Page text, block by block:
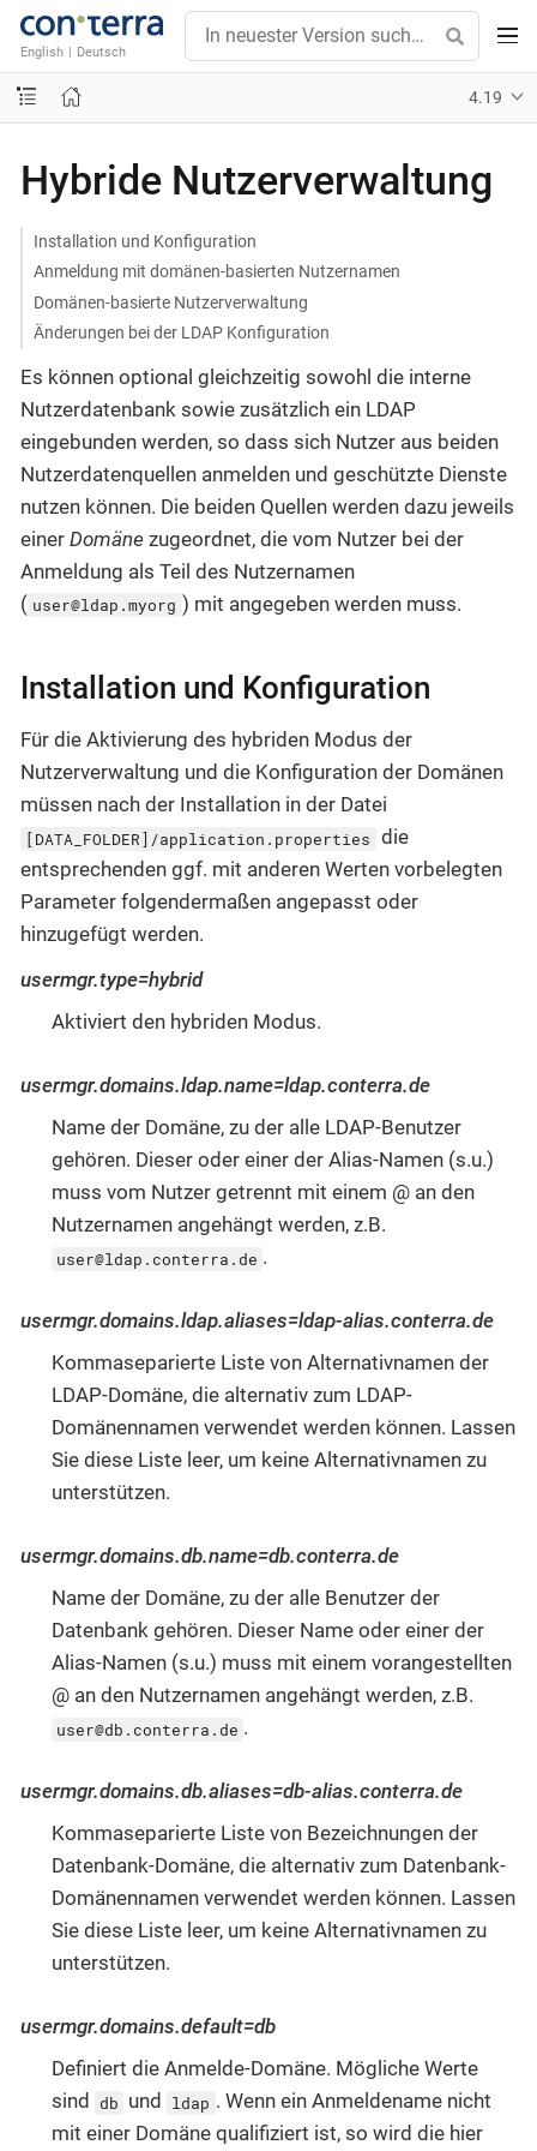
English | Deutsch
4.19
Hybride Nutzerverwaltung
Installation und Konfiguration
Anmeldung mit domänen-basierten Nutzernamen
Domänen-basierte Nutzerverwaltung
Änderungen bei der LDAP Konfiguration
Es können optional gleichzeitig sowohl die interne
Nutzerdatenbank sowie zusätzlich ein LDAP
eingebunden werden, so dass sich Nutzer aus beiden
Nutzerdatenquellen anmelden und geschützte Dienste
nutzen können. Die beiden Quellen werden dazu jeweils
einer Domäne zugeordnet, die vom Nutzer bei der
Anmeldung als Teil des Nutzernamen
( user@ldap.myorg ) mit angegeben werden muss.
Installation und Konfiguration
Für die Aktivierung des hybriden Modus der
Nutzerverwaltung und die Konfiguration der Domänen
müssen nach der Installation in der Datei
[DATA_FOLDER]/application.properties die
entsprechenden ggf. mit anderen Werten vorbelegten
Parameter folgendermaßen angepasst oder
hinzugefügt werden.
usermgr.type=hybrid
Aktiviert den hybriden Modus.
usermgr.domains.ldap.name=ldap.conterra.de
Name der Domäne, zu der alle LDAP-Benutzer
gehören. Dieser oder einer der Alias-Namen (s.u.)
muss vom Nutzer getrennt mit einem @ an den
Nutzernamen angehängt werden, z.B.
user@ldap.conterra.de .
usermgr.domains.ldap.aliases=ldap-alias.conterra.de
Kommaseparierte Liste von Alternativnamen der
LDAP-Domäne, die alternativ zum LDAP-
Domänennamen verwendet werden können. Lassen
Sie diese Liste leer, um keine Alternativnamen zu
unterstützen.
usermgr.domains.db.name=db.conterra.de
Name der Domäne, zu der alle Benutzer der
Datenbank gehören. Dieser Name oder einer der
Alias-Namen (s.u.) muss mit einem vorangestellten
@ an den Nutzernamen angehängt werden, z.B.
user@db.conterra.de .
usermgr.domains.db.aliases=db-alias.conterra.de
Kommaseparierte Liste von Bezeichnungen der
Datenbank-Domäne, die alternativ zum Datenbank-
Domänennamen verwendet werden können. Lassen
Sie diese Liste leer, um keine Alternativnamen zu
unterstützen.
usermgr.domains.default=db
Definiert die Anmelde-Domäne. Mögliche Werte
sind
db und ldap . Wenn ein Anmeldename nicht
mit einer Domäne qualifiziert ist, so wird die hier